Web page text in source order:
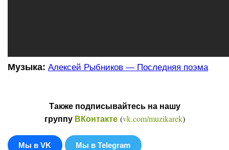
Музыка: Алексей Рыбников — Последняя поэма
Также подписывайтесь на нашу
группу ВКонтакте(vk.com/muzikarek)
Мы в VK Мы в Telegram